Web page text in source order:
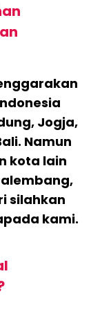
Jogja,
Namun
kota lain
silahkan
kami.